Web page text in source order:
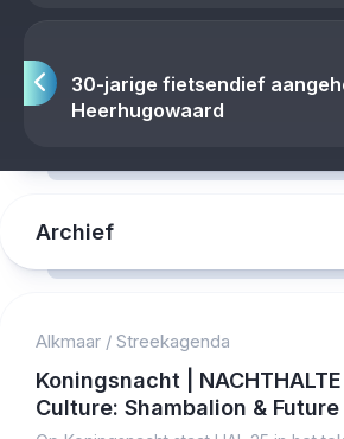
30-jarige fietsendief
Heerhugowaard
Archief
Alkmaar / Streekagenda
Koningsnacht |
Culture: Shambalion &